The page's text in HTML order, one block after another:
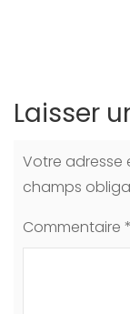
Laisser
Votre adresse
champs
Commentaire *